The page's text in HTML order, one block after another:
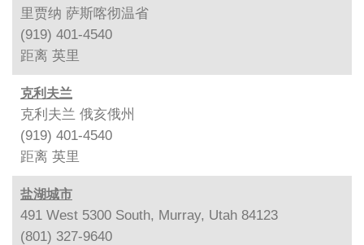
里贾纳 萨斯喀彻温省
(919) 401-4540
距离 英里
克利夫兰
克利夫兰 俄亥俄州
(919) 401-4540
距离 英里
盐湖城市
491 West 5300 South, Murray, Utah 84123
(801) 327-9640